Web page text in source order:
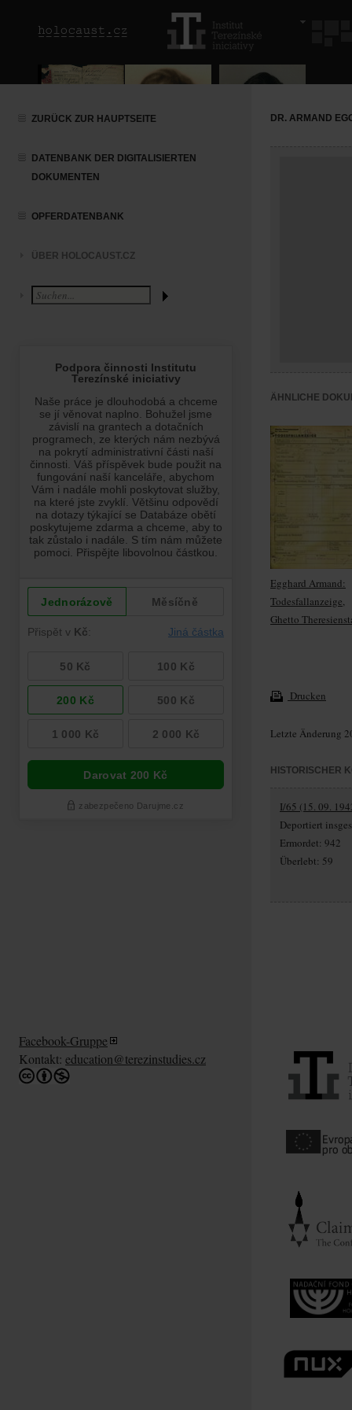
ZURÜCK ZUR HAUPTSEITE
DATENBANK DER DIGITALISIERTEN
DOKUMENTEN
OPFERDATENBANK
ÜBER HOLOCAUST.CZ
DR. ARMAND
ÄHNLICHE
Egghard Armand:
Todesfallanzeige,
Ghetto
Drucken
Letzte Änderung
HISTORISCHER
I/65 (15. 09.
Deportiert
Ermordet: 942
Überlebt: 59
Facebook-Gruppe
Kontakt: education@terezinstudies.cz